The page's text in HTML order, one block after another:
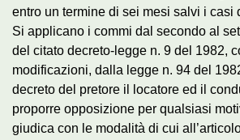
entro un termine di sei mesi salvi i casi
Si applicano i commi dal secondo al
del citato decreto-legge n. 9 del 1982,
modificazioni, dalla legge n. 94 del
decreto del pretore il locatore ed il
proporre opposizione per qualsiasi
giudica con le modalità di cui